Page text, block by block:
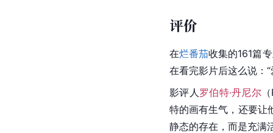
评价
在烂番茄收集的161篇
在看完影片后这么说：
影评人 罗伯特·丹尼尔
特的画有生气，还要让
静态的存在，而是充满